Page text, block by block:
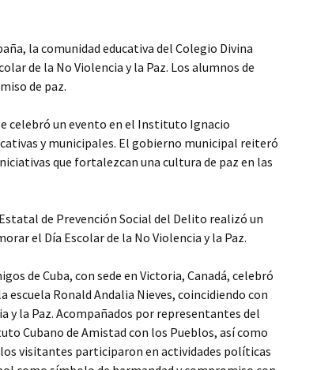
la comunidad educativa del Colegio Divina
de la No Violencia y la Paz. Los alumnos de
de paz.
celebró un evento en el Instituto Ignacio
y municipales. El gobierno municipal reiteró
que fortalezcan una cultura de paz en las
de Prevención Social del Delito realizó un
el Día Escolar de la No Violencia y la Paz.
de Cuba, con sede en Victoria, Canadá, celebró
escuela Ronald Andalia Nieves, coincidiendo con
y la Paz. Acompañados por representantes del
Cubano de Amistad con los Pueblos, así como
visitantes participaron en actividades políticas